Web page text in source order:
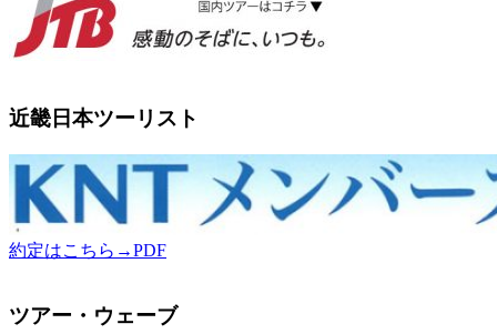
近畿日本ツーリスト
約定はこちら→PDF
ツアー・ウェーブ